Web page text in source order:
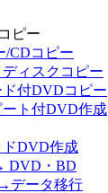
ピー
/CDコピー
ィスクコピー
ド付DVDコピー
ート付DVD作成
DVD作成
DVD・BD
データ移行